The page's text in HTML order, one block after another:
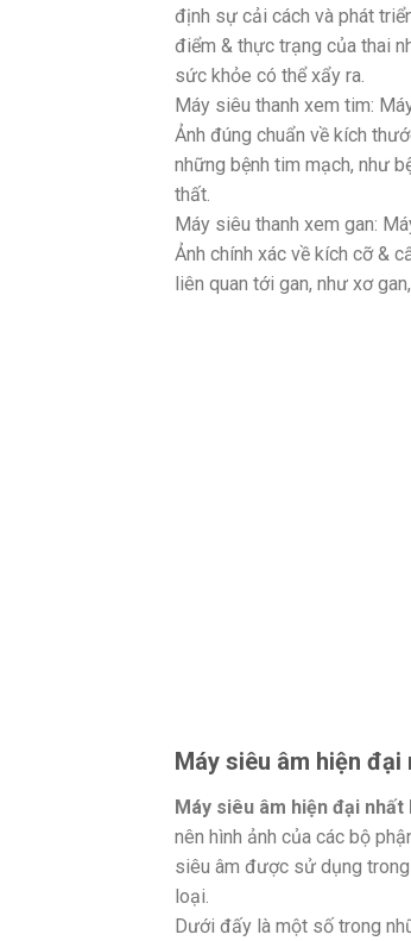
định sự cải cách và phát
điểm & thực trạng của thai
sức khỏe có thể xẩy ra.
Máy siêu thanh xem tim:
Ảnh đúng chuẩn về kích
những bệnh tim mạch, như
thất.
Máy siêu thanh xem gan:
Ảnh chính xác về kích cỡ &
liên quan tới gan, như xơ
Máy siêu âm hiện
Máy siêu âm hiện đại nhất
nên hình ảnh của các bộ
siêu âm được sử dụng
loại.
Dưới đấy là một số trong